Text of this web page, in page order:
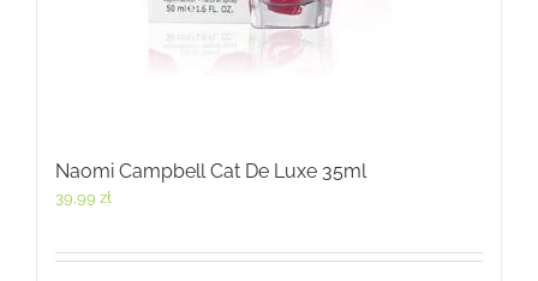
Naomi Campbell Cat De Luxe 35ml
39,99 zł